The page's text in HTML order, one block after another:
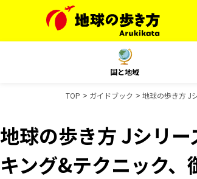
国と地域
TOP ガイドブック 地球の歩き方 J
地球の歩き方 Jシリ
キング&テクニック、